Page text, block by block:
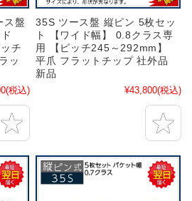
ス盤
チ
ッ
(税込)
35S ツース盤 縦ピン 5枚セッ
ト 【ワイド幅】 0.8クラス専
用 【ピッチ245～292mm】
平爪 フラットチップ 社外品
新品
¥43,800(税込)